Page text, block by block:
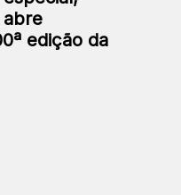
abre
edição da